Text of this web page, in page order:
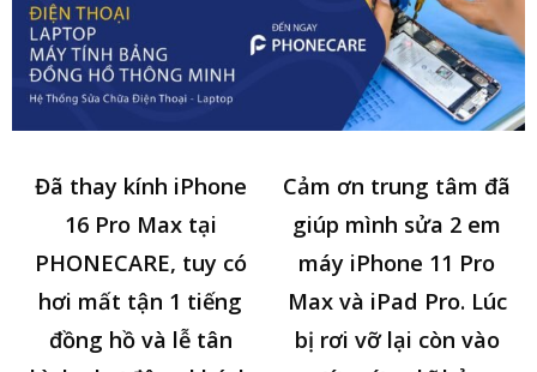
Đã thay kính iPhone
16 Pro Max tại
PHONECARE, tuy có
hơi mất tận 1 tiếng
đồng hồ và lễ tân
Cảm ơn trung tâm đã
giúp mình sửa 2 em
máy iPhone 11 Pro
Max và iPad Pro. Lúc
bị rơi vỡ lại còn vào